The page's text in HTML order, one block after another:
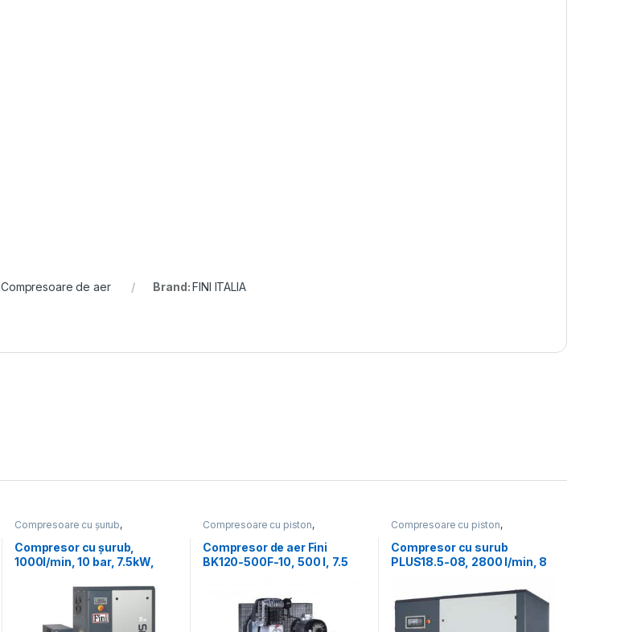
,Compresoare de aer Brand:FINI ITALIA
Compresoare cu șurub,
Compresoare de aer
Compresor cu șurub,
1000l/min, 10 bar, 7.5kW,
prin refrigerare PLUS8-10-
Compresoare cu piston,
Compresoare de aer
Compresor de aer Fini
BK120-500F-10, 500 l, 7.5
Compresoare cu piston,
Compresoare de aer
Compresor cu surub
PLUS18.5-08, 2800 l/min, 8